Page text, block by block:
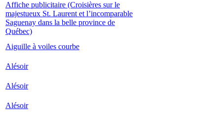
Affiche publicitaire (Croisières sur le
majestueux St. Laurent et l’incomparable
Saguenay dans la belle province de
Québec)
Aiguille à voiles courbe
Alésoir
Alésoir
Alésoir